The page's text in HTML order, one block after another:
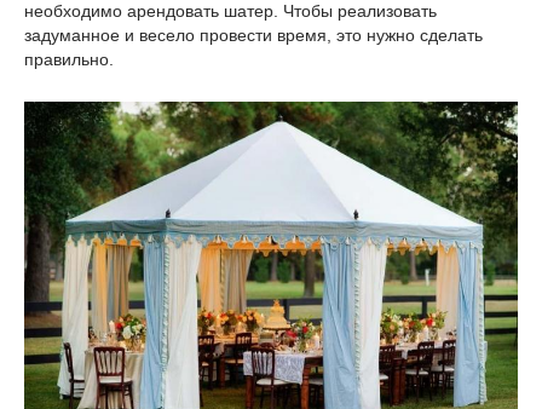
необходимо арендовать шатер. Чтобы реализовать
задуманное и весело провести время, это нужно сделать
правильно.